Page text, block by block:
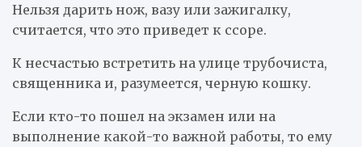
Нельзя дарить нож, вазу или зажигалку,
считается, что это приведет к ссоре.
К несчастью встретить на улице трубочиста,
священника и, разумеется, черную кошку.
Если кто-то пошел на экзамен или на
выполнение какой-то важной работы, то ему